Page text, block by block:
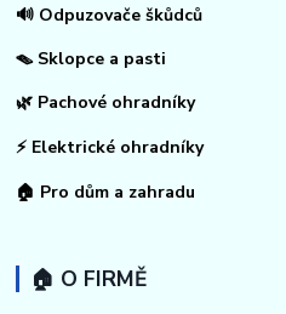
🔊 Odpuzovače škůdců
🪤 Sklopce a pasti
🌿 Pachové ohradníky
⚡ Elektrické ohradníky
🏠 Pro dům a zahradu
🏠 O FIRMĚ